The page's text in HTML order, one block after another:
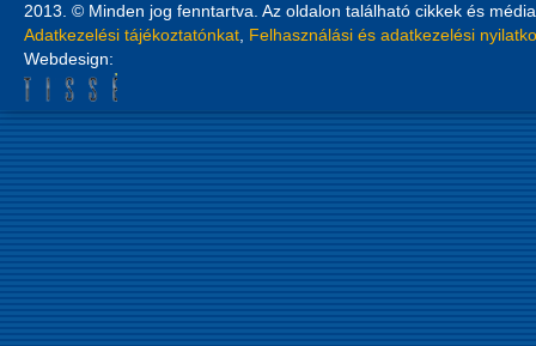
2013. © Minden jog fenntartva. Az oldalon található cikkek és
Adatkezelési tájékoztatónkat Felhasználási és adatkezelési
Webdesign: